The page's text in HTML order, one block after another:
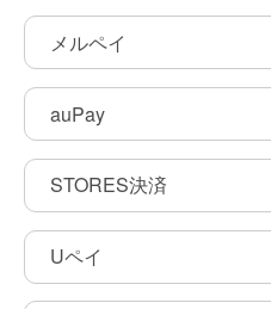
メルペイ
auPay
STORES決済
Uペイ